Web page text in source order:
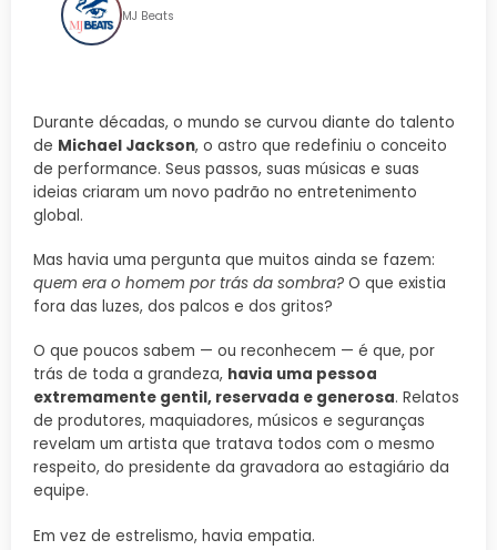
MJ Beats
Durante décadas, o mundo se curvou diante do talento
de Michael Jackson, o astro que redefiniu o conceito
de performance. Seus passos, suas músicas e suas
ideias criaram um novo padrão no entretenimento
global.
Mas havia uma pergunta que muitos ainda se fazem:
quem era o homem por trás da sombra? O que existia
fora das luzes, dos palcos e dos gritos?
O que poucos sabem — ou reconhecem — é que, por
trás de toda a grandeza, havia uma pessoa
extremamente gentil, reservada e generosa. Relatos
de produtores, maquiadores, músicos e seguranças
revelam um artista que tratava todos com o mesmo
respeito, do presidente da gravadora ao estagiário da
equipe.
Em vez de estrelismo, havia empatia.